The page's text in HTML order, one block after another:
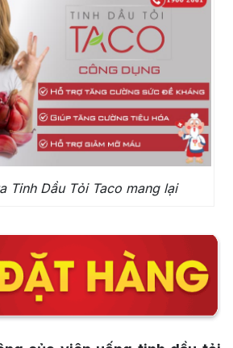
Tinh Dầu Tỏi Taco mang lại